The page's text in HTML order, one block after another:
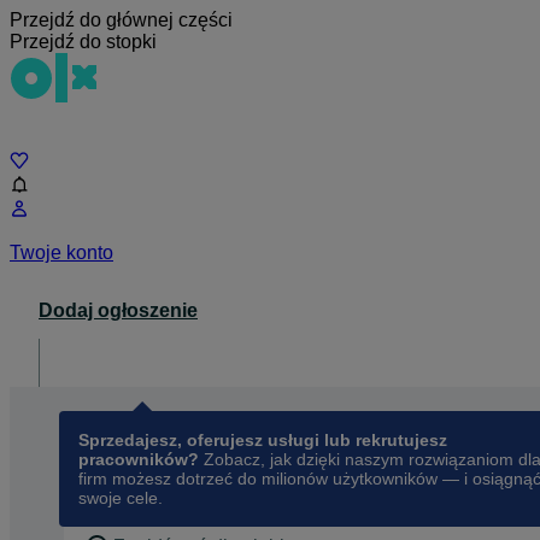
Przejdź do głównej części
Przejdź do stopki
Twoje konto
Dodaj ogłoszenie
Sprzedajesz, oferujesz usługi lub rekrutujesz
pracowników? Zobacz, jak dzięki naszym rozwiązaniom dla
firm możesz dotrzeć do milionów użytkowników — i osiągnąć
swoje cele.